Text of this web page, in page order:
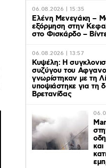
06.08.2026 | 15:35
Ελένη Μενεγάκη –
εξόρμηση στην
στο Φισκάρδο –
06.08.2026 | 13:57
Κυψέλη: Η
συζύγου του
γνωρίστηκαν με τη
υποψιάστηκε για τη
Βρετανίδας